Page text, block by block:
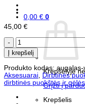
0,00 € 0
Krepšelyje
Grįžti į
Krepšelis
45,00 €
produkto
kiekis:
Augalas
"Succulents"
Į krepšelį
Produkto kodas:
Aksesuarai, Dirbtinės
dirbtinės puokštės ir gėlės